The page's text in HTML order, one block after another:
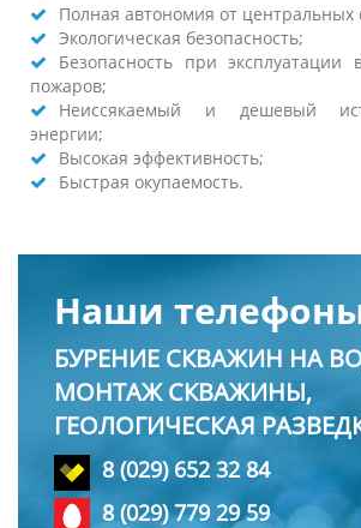
Полная автономия от центральных
Экологическая безопасность;
Безопасность при
пожаров;
Неиссякаемый и дешевый
энергии;
Высокая эффективность;
Быстрая окупаемость.
Наши
БУРЕНИЕ СКВАЖИН НА
МОНТАЖ СКВАЖИНЫ,
ГЕОЛОГИЧЕСКАЯ
8 (029) 652 32 84
8 (029) 779 29 59